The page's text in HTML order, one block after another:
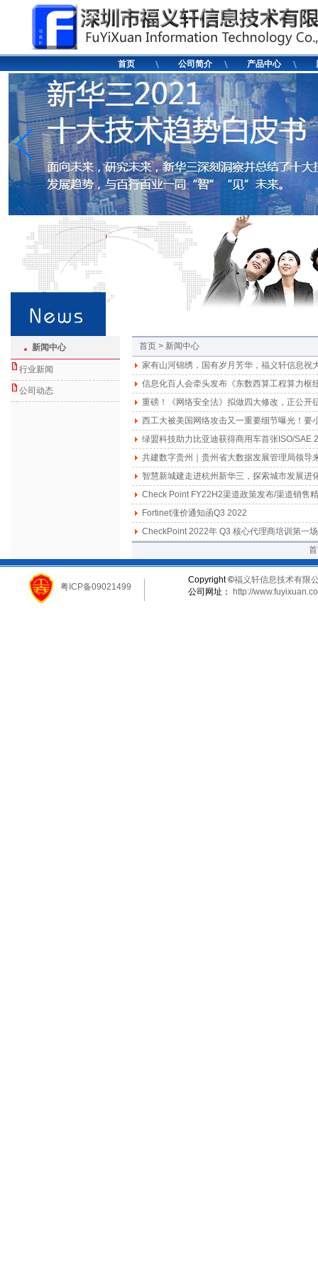
首页 公司简介 产品中心
新闻中心
行业新闻
公司动态
首页 > 新闻中心
家有山河锦绣，国有岁月芳华，福义轩信息祝
信息化百人会牵头发布《东数西算工程算力枢
重磅！《网络安全法》拟做四大修改，正公开
西工大被美国网络攻击又一重要细节曝光！要
绿盟科技助力比亚迪获得商用车首张ISO/SAE
共建数字贵州｜贵州省大数据发展管理局领导
智慧新城建走进杭州新华三，探索城市发展进
Check Point FY22H2渠道政策发布/渠道销售
Fortinet涨价通知函Q3 2022
CheckPoint 2022年 Q3 核心代理商培训第一场
粤ICP备09021499
Copyright ©福义轩信息技术有限
公司网址：
http://